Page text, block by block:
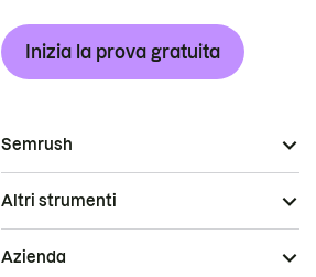
Inizia la prova gratuita
Semrush
Altri strumenti
Azienda